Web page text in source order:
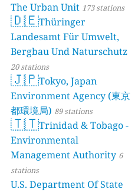
The Urban Unit 173 stations
🇩🇪Thüringer
Landesamt Für Umwelt,
Bergbau Und Naturschutz
20 stations
🇯🇵Tokyo, Japan
Environment Agency (東京
都環境局) 89 stations
🇹🇹Trinidad & Tobago -
Environmental
Management Authority 6
stations
U.S. Department Of State